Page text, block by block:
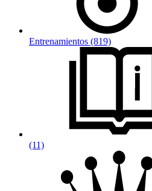
Entrenamientos (819)
(11)